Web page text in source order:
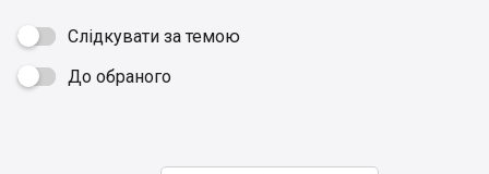
Слідкувати за темою
 До обраного